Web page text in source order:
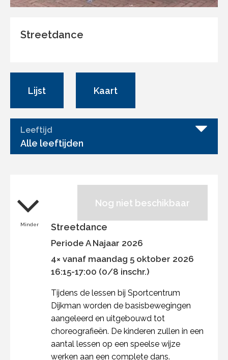
Streetdance
Lijst Kaart
Leeftijd
Alle leeftijden
Nog niet beschikbaar
Minder Streetdance
Periode A Najaar 2026
4× vanaf maandag 5 oktober 2026
16:15-17:00 (0/8 inschr.)
Tijdens de lessen bij Sportcentrum
Dijkman worden de basisbewegingen
aangeleerd en uitgebouwd tot
choreografieën. De kinderen zullen in een
aantal lessen op een speelse wijze
werken aan een complete dans.